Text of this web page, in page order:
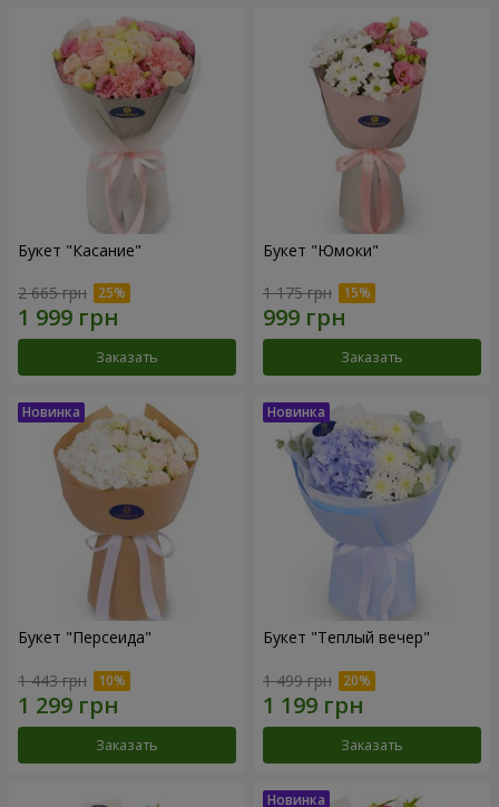
Букет "Касание"
2 665 грн
Заказать
Букет "Юмоки"
1 175 грн
Заказать
Букет "Персеида"
1 443 грн
Заказать
Букет "Теплый вечер"
1 499 грн
Заказать